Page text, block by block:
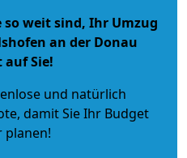
so weit sind, Ihr Umzug
an der Donau
Sie!
und natürlich
, damit Sie Ihr Budget
planen!